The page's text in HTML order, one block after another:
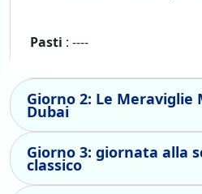
Pasti : ----
Giorno 2: Le Meraviglie Moderne di
Dubai
Giorno 3: giornata alla
classico